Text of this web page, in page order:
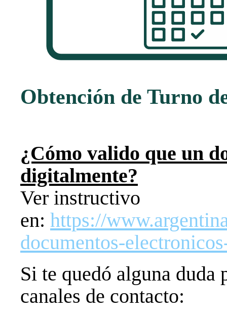
Obtención de Turno
¿Cómo valido que un
digitalmente?
Ver instructivo
en: https://
documentos-
Si te quedó alguna
canales de contacto: